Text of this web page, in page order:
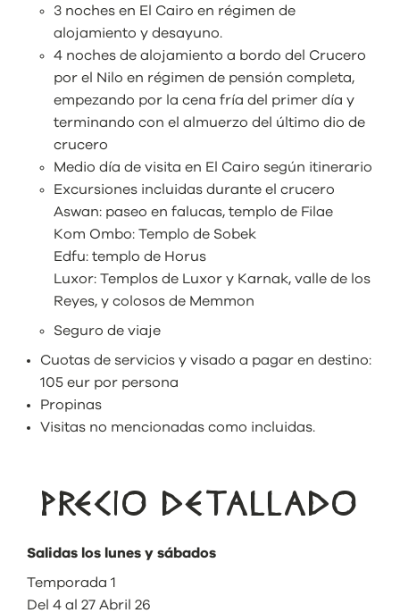
3 noches en El Cairo en régimen de
alojamiento y desayuno.
4 noches de alojamiento a bordo del Crucero
por el Nilo en régimen de pensión completa,
empezando por la cena fría del primer día y
terminando con el almuerzo del último dio de
crucero
Medio día de visita en El Cairo según itinerario
Excursiones incluidas durante el crucero
Aswan: paseo en falucas, templo de Filae
Kom Ombo: Templo de Sobek
Edfu: templo de Horus
Luxor: Templos de Luxor y Karnak, valle de los
Reyes, y colosos de Memmon
Seguro de viaje
Cuotas de servicios y visado a pagar en destino:
105 eur por persona
Propinas
Visitas no mencionadas como incluidas.
PRECIO DETALLADO
Salidas los lunes y sábados
Temporada 1
Del 4 al 27 Abril 26